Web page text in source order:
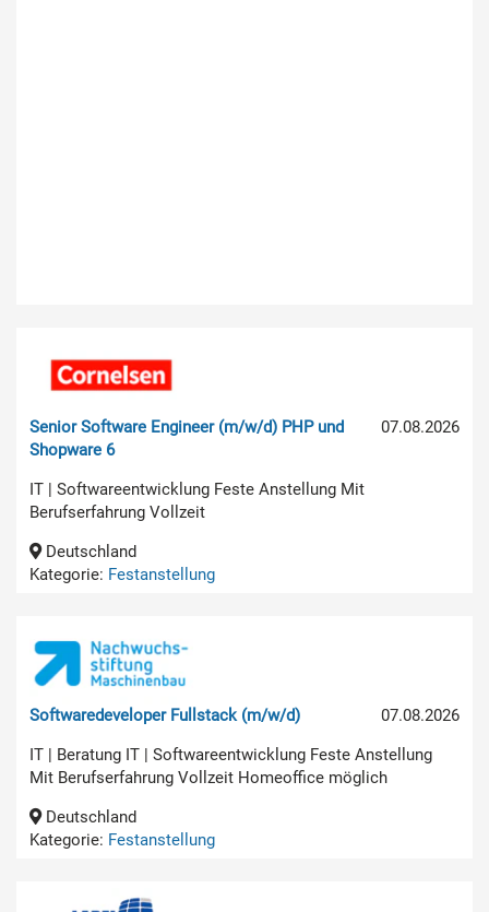
07.08.2026
Senior Software Engineer (m/w/d) PHP und
Shopware 6
IT | Softwareentwicklung Feste Anstellung Mit
Berufserfahrung Vollzeit
Deutschland
Kategorie: Festanstellung
07.08.2026
Softwaredeveloper Fullstack (m/w/d)
IT | Beratung IT | Softwareentwicklung Feste Anstellung
Mit Berufserfahrung Vollzeit Homeoffice möglich
Deutschland
Kategorie: Festanstellung